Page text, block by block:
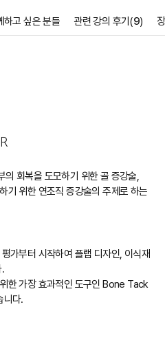
하고 싶은 분들 관련 강의 후기(9)
의 회복을 도모하기 위한 골 증강술,
기 위한 연조직 증강술의 주제로 하는
가부터 시작하여 플랩 디자인, 이식재
.
한 가장 효과적인 도구인 Bone Tack
니다.